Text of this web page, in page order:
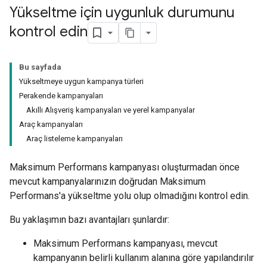
Yükseltme için uygunluk durumunu
kontrol edin
Bu sayfada
Yükseltmeye uygun kampanya türleri
Perakende kampanyaları
Akıllı Alışveriş kampanyaları ve yerel kampanyalar
Araç kampanyaları
Araç listeleme kampanyaları
Maksimum Performans kampanyası oluşturmadan önce
mevcut kampanyalarınızın doğrudan Maksimum
Performans'a yükseltme yolu olup olmadığını kontrol edin.
Bu yaklaşımın bazı avantajları şunlardır:
Maksimum Performans kampanyası, mevcut
kampanyanın belirli kullanım alanına göre yapılandırılır